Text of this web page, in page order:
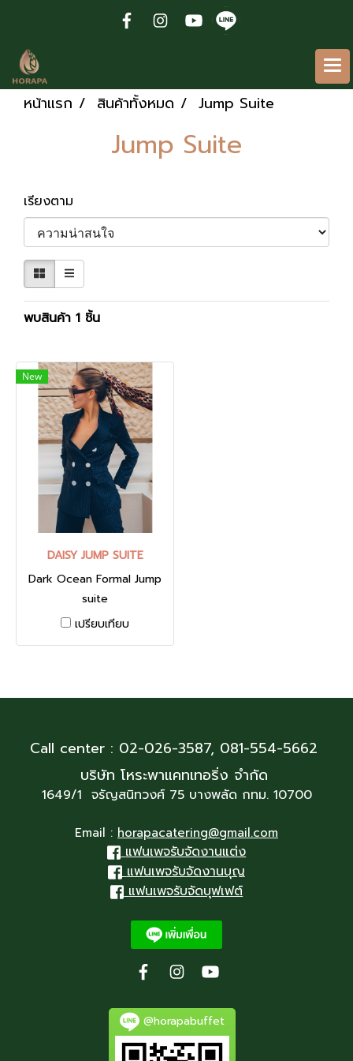
หน้าแรก สินค้าทั้งหมด Jump Suite
Jump Suite
เรียงตาม
พบสินค้า 1 ชิ้น
New
DAISY JUMP SUITE
Dark Ocean Formal Jump
suite
เปรียบเทียบ
Call center : 02-026-3587, 081-554-5662
บริษัท โหระพาแคทเทอริ่ง จำกัด
1649/1 จรัญสนิทวงศ์ 75 บางพลัด กทม. 10700
Email : horapacatering@gmail.com
แฟนเพจรับจัดงานแต่ง
แฟนเพจรับจัดงานบุญ
แฟนเพจรับจัดบุฟเฟต์
@horapabuffet